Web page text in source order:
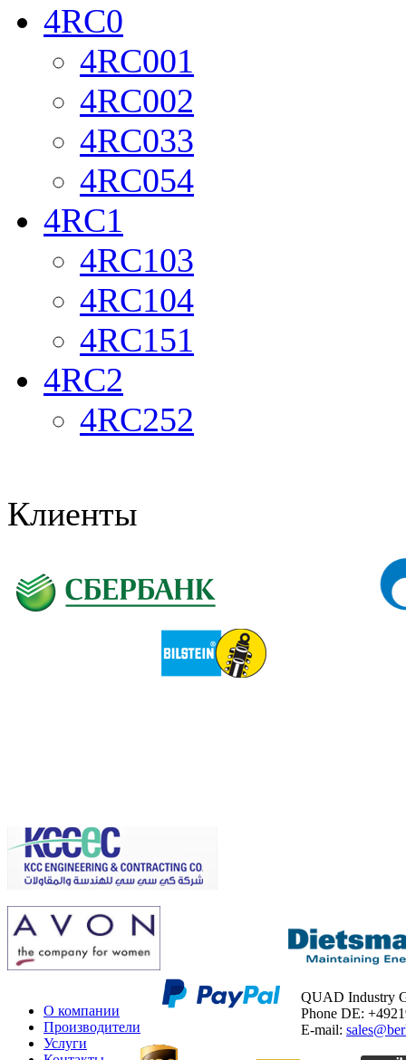
4RC0
4RC001
4RC002
4RC033
4RC054
4RC1
4RC103
4RC104
4RC151
4RC2
4RC252
Клиенты
О компании
Производители
Услуги
QUAD Industry
Phone DE:
E-mail: